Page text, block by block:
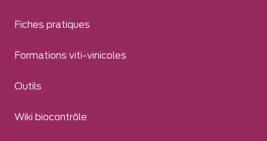
Fiches pratiques
Formations viti-vinicoles
Outils
Wiki biocontrôle